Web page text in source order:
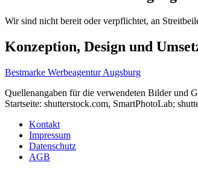
Wir sind nicht bereit oder verpflichtet, an
Konzeption, Design und
Bestmarke Werbeagentur Augsburg
Quellenangaben für die verwendeten Bilder und
Startseite: shutterstock.com, SmartPhotoLab;
Kontakt
Impressum
Datenschutz
AGB